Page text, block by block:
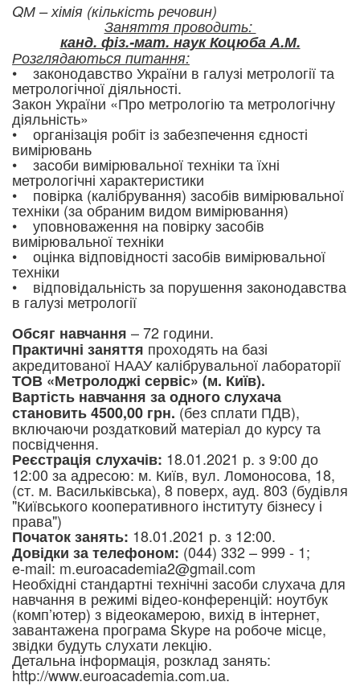
QМ – хімія (кількість речовин)
Заняття проводить:
канд. фіз.-мат. наук Коцюба А.М.
Розглядаються питання:
• законодавство України в галузі метрології та
метрологічної діяльності.
Закон України «Про метрологію та метрологічну
діяльність»
• організація робіт із забезпечення єдності
вимірювань
• засоби вимірювальної техніки та їхні
метрологічні характеристики
• повірка (калібрування) засобів вимірювальної
техніки (за обраним видом вимірювання)
• уповноваження на повірку засобів
вимірювальної техніки
• оцінка відповідності засобів вимірювальної
техніки
• відповідальність за порушення законодавства
в галузі метрології
Обсяг навчання – 72 години.
Практичні заняття проходять на базі
акредитованої НААУ калібрувальної лабораторії
ТОВ «Метролоджі сервіс» (м. Київ).
Вартість навчання за одного слухача
становить 4500,00 грн.(без сплати ПДВ),
включаючи роздатковий матеріал до курсу та
посвідчення.
Реєстрація слухачів: 18.01.2021 р. з 9:00 до
12:00 за адресою: м. Київ, вул. Ломоносова, 18,
(ст. м. Васильківська), 8 поверх, ауд. 803 (будівля
"Київського кооперативного інституту бізнесу і
права")
Початок занять: 18.01.2021 р. з 12:00.
Довідки за телефоном: (044) 332 – 999 - 1;
e-mail: m.euroacademia2@gmail.com
Необхідні стандартні технічні засоби слухача для
навчання в режимі відео-конференцій: ноутбук
(комп’ютер) з відеокамерою, вихід в інтернет,
завантажена програма Skype на робоче місце,
звідки будуть слухати лекцію.
Детальна інформація, розклад занять:
http://www.euroacademia.com.ua.